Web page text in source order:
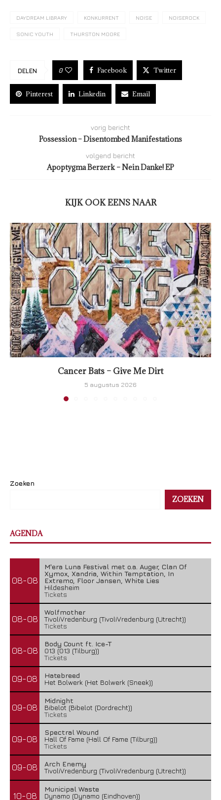
DAYDREAM LIBRARY KONKURRENT NOISE NOISEROCK
SONIC YOUTH THURSTON MOORE
DELEN 0 Facebook Twitter
Pinterest Linkedin Email
vorig bericht
Possession – Disentombed Manifestations
volgend bericht
Apoptygma Berzerk – Nein Danke! EP
KIJK OOK EENS NAAR
Cancer Bats – Give Me Dirt
5 augustus 2026
Zoeken
ZOEKEN
AGENDA
08-08
M'era Luna Festival met o.a. Auger, Clan Of
Xymox, Xandria, Within Temptation, In
Extremo, Floor Jansen, White Lies
Hildesheim
Tickets
08-08
Wolfmother
TivoliVredenburg (TivoliVredenburg (Utrecht))
Tickets
08-08
Body Count ft. Ice-T
013 (013 (Tilburg))
Tickets
09-08
Hatebreed
Het Bolwerk (Het Bolwerk (Sneek))
09-08
Midnight
Bibelot (Bibelot (Dordrecht))
Tickets
09-08
Spectral Wound
Hall Of Fame (Hall Of Fame (Tilburg))
Tickets
09-08
Arch Enemy
TivoliVredenburg (TivoliVredenburg (Utrecht))
10-08
Municipal Waste
Dynamo (Dynamo (Eindhoven))